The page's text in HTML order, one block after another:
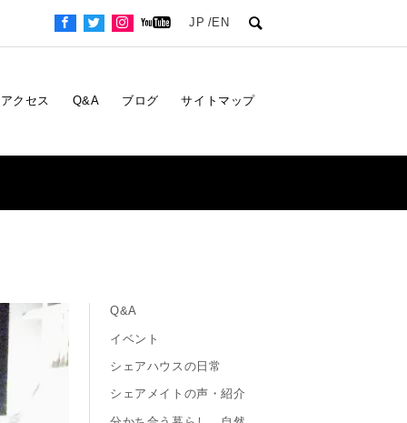
JP EN
アクセス Q&A ブログ サイトマップ
Q&A
イベント
シェアハウスの日常
シェアメイトの声・紹介